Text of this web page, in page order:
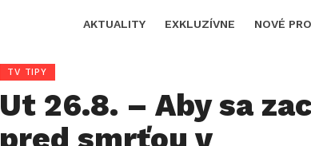
AKTUALITY EXKLUZÍVNE NOVÉ
TV TIPY
Ut 26.8. – Aby sa
pred smrťou v